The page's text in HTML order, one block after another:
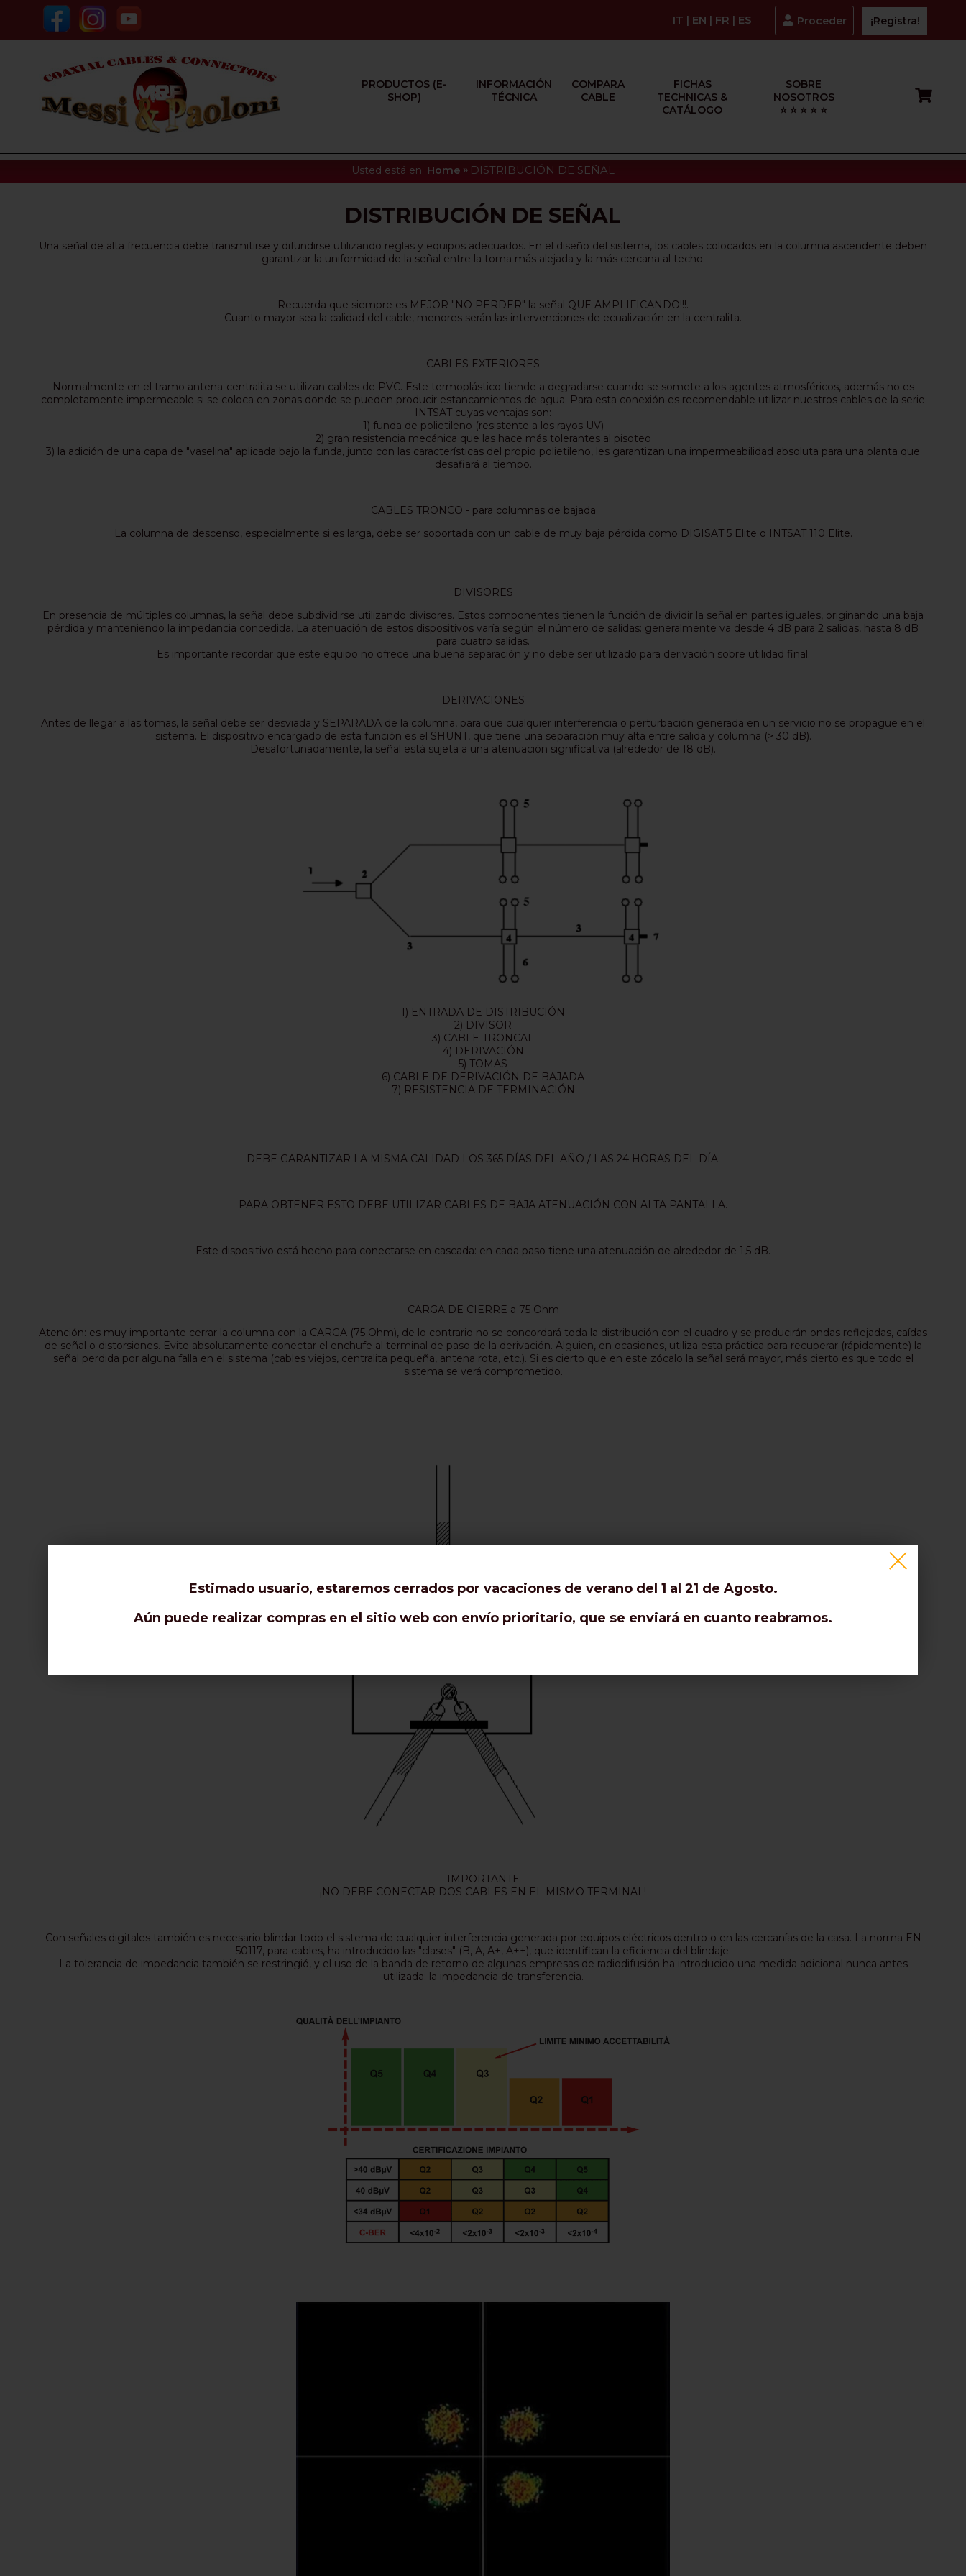
IT | EN | FR | ES Proceder ¡Registra!
PRODUCTOS (E-
SHOP)
INFORMACIÓN
TÉCNICA
COMPARA
CABLE
FICHAS
TECHNICAS &
CATÁLOGO
SOBRE
NOSOTROS
⭐ ⭐ ⭐ ⭐ ⭐
Usted está en: Home » DISTRIBUCIÓN DE SEÑAL
DISTRIBUCIÓN DE SEÑAL
Una señal de alta frecuencia debe transmitirse y difundirse utilizando reglas y equipos adecuados. En el diseño del sistema, los cables colocados en la columna ascendente deben
garantizar la uniformidad de la señal entre la toma más alejada y la más cercana al techo.
Recuerda que siempre es MEJOR "NO PERDER" la señal QUE AMPLIFICANDO!!!.
Cuanto mayor sea la calidad del cable, menores serán las intervenciones de ecualización en la centralita.
CABLES EXTERIORES
Normalmente en el tramo antena-centralita se utilizan cables de PVC. Este termoplástico tiende a degradarse cuando se somete a los agentes atmosféricos, además no es
completamente impermeable si se coloca en zonas donde se pueden producir estancamientos de agua. Para esta conexión es recomendable utilizar nuestros cables de la serie
INTSAT cuyas ventajas son:
1) funda de polietileno (resistente a los rayos UV)
2) gran resistencia mecánica que las hace más tolerantes al pisoteo
3) la adición de una capa de "vaselina" aplicada bajo la funda, junto con las características del propio polietileno, les garantizan una impermeabilidad absoluta para una planta que
desafiará al tiempo.
CABLES TRONCO - para columnas de bajada
La columna de descenso, especialmente si es larga, debe ser soportada con un cable de muy baja pérdida como DIGISAT 5 Elite o INTSAT 110 Elite.
DIVISORES
En presencia de múltiples columnas, la señal debe subdividirse utilizando divisores. Estos componentes tienen la función de dividir la señal en partes iguales, originando una baja
pérdida y manteniendo la impedancia concedida. La atenuación de estos dispositivos varía según el número de salidas: generalmente va desde 4 dB para 2 salidas, hasta 8 dB
para cuatro salidas.
Es importante recordar que este equipo no ofrece una buena separación y no debe ser utilizado para derivación sobre utilidad final.
DERIVACIONES
Antes de llegar a las tomas, la señal debe ser desviada y SEPARADA de la columna, para que cualquier interferencia o perturbación generada en un servicio no se propague en el
sistema. El dispositivo encargado de esta función es el SHUNT, que tiene una separación muy alta entre salida y columna (> 30 dB).
Desafortunadamente, la señal está sujeta a una atenuación significativa (alrededor de 18 dB).
1) ENTRADA DE DISTRIBUCIÓN
2) DIVISOR
3) CABLE TRONCAL
4) DERIVACIÓN
5) TOMAS
6) CABLE DE DERIVACIÓN DE BAJADA
7) RESISTENCIA DE TERMINACIÓN
DEBE GARANTIZAR LA MISMA CALIDAD LOS 365 DÍAS DEL AÑO / LAS 24 HORAS DEL DÍA.
PARA OBTENER ESTO DEBE UTILIZAR CABLES DE BAJA ATENUACIÓN CON ALTA PANTALLA.
Este dispositivo está hecho para conectarse en cascada: en cada paso tiene una atenuación de alrededor de 1,5 dB.
CARGA DE CIERRE a 75 Ohm
Atención: es muy importante cerrar la columna con la CARGA (75 Ohm), de lo contrario no se concordará toda la distribución con el cuadro y se producirán ondas reflejadas, caídas
de señal o distorsiones. Evite absolutamente conectar el enchufe al terminal de paso de la derivación. Alguien, en ocasiones, utiliza esta práctica para recuperar (rápidamente) la
señal perdida por alguna falla en el sistema (cables viejos, centralita pequeña, antena rota, etc.). Si es cierto que en este zócalo la señal será mayor, más cierto es que todo el
sistema se verá comprometido.
IMPORTANTE
¡NO DEBE CONECTAR DOS CABLES EN EL MISMO TERMINAL!
Con señales digitales también es necesario blindar todo el sistema de cualquier interferencia generada por equipos eléctricos dentro o en las cercanías de la casa. La norma EN
50117, para cables, ha introducido las "clases" (B, A, A+, A++), que identifican la eficiencia del blindaje.
La tolerancia de impedancia también se restringió, y el uso de la banda de retorno de algunas empresas de radiodifusión ha introducido una medida adicional nunca antes
utilizada: la impedancia de transferencia.
Estimado usuario, estaremos cerrados por vacaciones de verano del 1 al 21 de Agosto.
Aún puede realizar compras en el sitio web con envío prioritario, que se enviará en cuanto reabramos.